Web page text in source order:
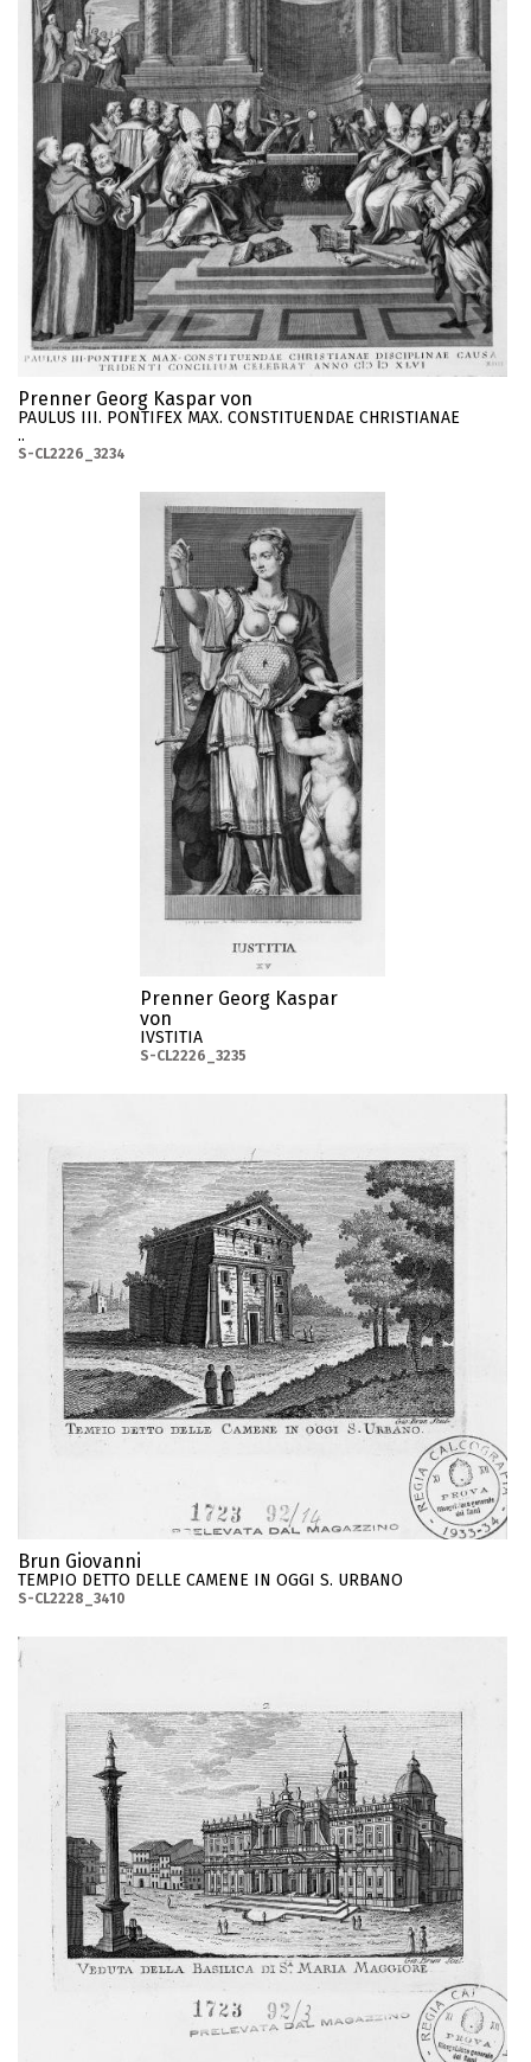
Prenner Georg Kaspar von
PAULUS III. PONTIFEX MAX. CONSTITUENDAE CHRISTIANAE
..
S-CL2226_3234
Prenner Georg Kaspar
von
IVSTITIA
S-CL2226_3235
Brun Giovanni
TEMPIO DETTO DELLE CAMENE IN OGGI S. URBANO
S-CL2228_3410